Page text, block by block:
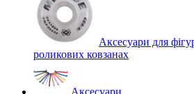
Аксесуари для
роликових ковзанах
Аксесуари